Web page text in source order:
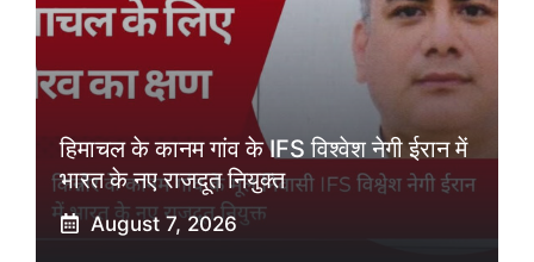
हिमाचल के कानम गांव के IFS विश्वेश नेगी ईरान में
भारत के नए राजदूत नियुक्त
August 7, 2026